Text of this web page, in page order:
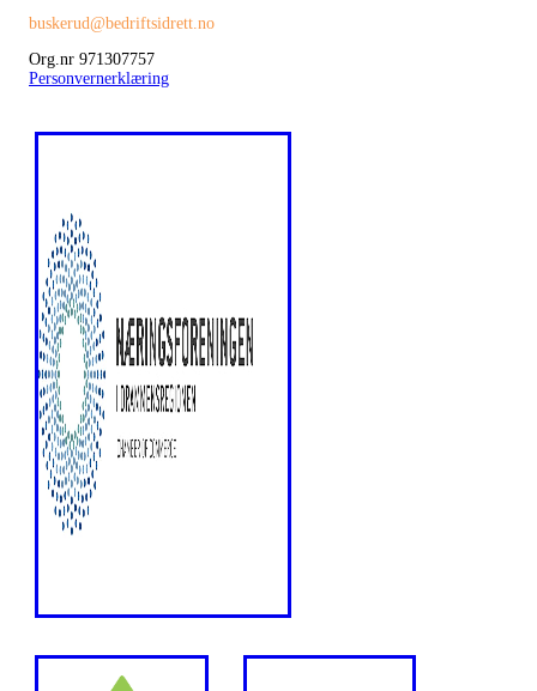
buskerud@bedriftsidrett.no
Org.nr 971307757
Personvernerklæring